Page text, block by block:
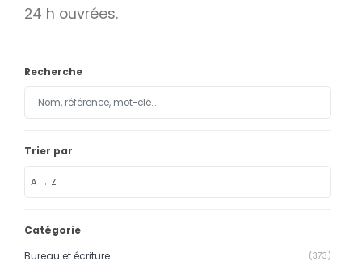
Calendriers
Calendriers bancaires
BUREAUTIQUE
Tête de lettre
Sous-mains
24 h ouvrées.
Recherche
Trier par
Catégorie
Bureau et écriture
(373)